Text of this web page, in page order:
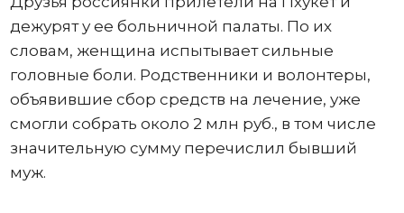
дежурят у ее больничной палаты. По их
словам, женщина испытывает сильные
головные боли. Родственники и волонтеры,
объявившие сбор средств на лечение, уже
смогли собрать около 2 млн руб., в том числе
значительную сумму перечислил бывший
муж.